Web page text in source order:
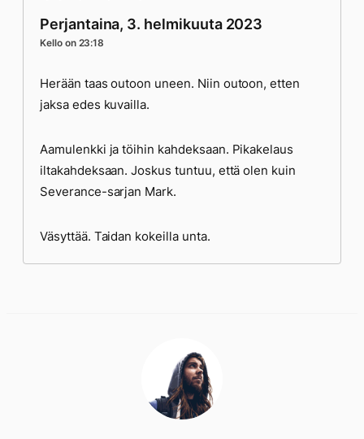
Perjantaina, 3. helmikuuta 2023
Kello on 23:18
Herään taas outoon uneen. Niin outoon, etten
jaksa edes kuvailla.
Aamulenkki ja töihin kahdeksaan. Pikakelaus
iltakahdeksaan. Joskus tuntuu, että olen kuin
Severance-sarjan Mark.
Väsyttää. Taidan kokeilla unta.